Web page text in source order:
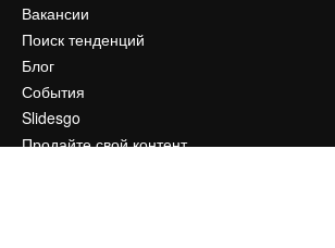
Вакансии
Поиск тенденций
Блог
События
Slidesgo
Продайте свой контент